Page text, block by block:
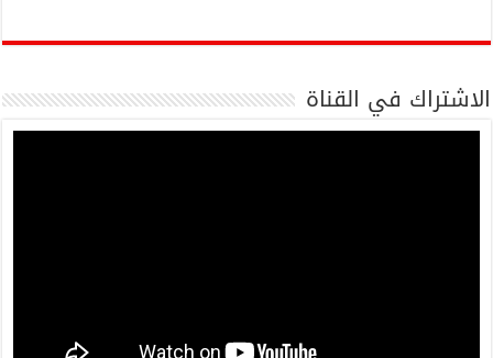
الاشتراك في القناة